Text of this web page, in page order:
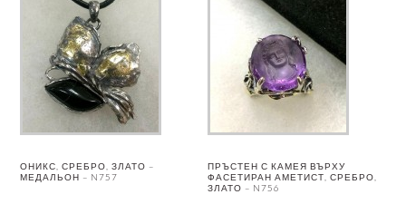
ОНИКС, СРЕБРО, ЗЛАТО –
МЕДАЛЬОН – N757
ПРЪСТЕН С КАМЕЯ ВЪРХУ
ФАСЕТИРАН АМЕТИСТ, СРЕБРО,
ЗЛАТО – N756